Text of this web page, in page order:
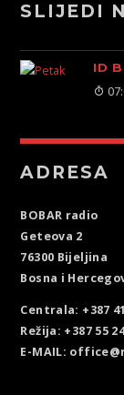
SLIJEDI
ID
ADRESA
BOBAR radio
Geteova 2
76300 Bijeljina
Bosna i
Centrala: +387
Režija: +387 55
E-MAIL: